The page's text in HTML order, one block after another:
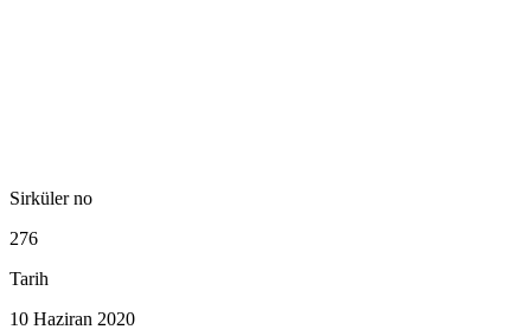
Sirküler no
276
Tarih
10 Haziran 2020